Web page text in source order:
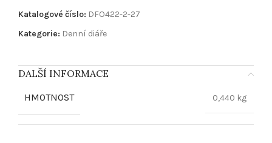
Katalogové číslo: DFO422-2-27
Kategorie: Denní diáře
DALŠÍ INFORMACE
HMOTNOST 0,440 kg